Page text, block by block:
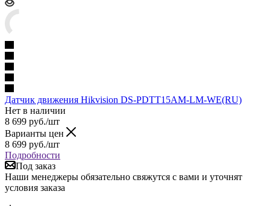
Датчик движения Hikvision DS-PDTT15AM-LM-WE(RU)
Нет в наличии
8 699 руб./шт
Варианты цен
8 699 руб./шт
Подробности
Под заказ
Наши менеджеры обязательно свяжутся с вами и уточнят
условия заказа